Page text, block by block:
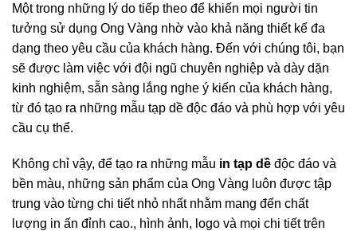
Một trong những lý do tiếp theo để khiến mọi người tin
tưởng sử dụng Ong Vàng nhờ vào khả năng thiết kế đa
dạng theo yêu cầu của khách hàng. Đến với chúng tôi, bạn
sẽ được làm việc với đội ngũ chuyên nghiệp và dày dặn
kinh nghiệm, sẵn sàng lắng nghe ý kiến của khách hàng,
từ đó tạo ra những mẫu tạp dề độc đáo và phù hợp với yêu
cầu cụ thể.
Không chỉ vậy, để tạo ra những mẫu in tạp dề độc đáo và
bền màu, những sản phẩm của Ong Vàng luôn được tập
trung vào từng chi tiết nhỏ nhất nhằm mang đến chất
lượng in ấn đỉnh cao., hình ảnh, logo và mọi chi tiết trên